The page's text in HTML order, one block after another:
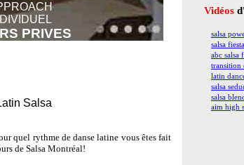
salsa
salsa fiesta
abc salsa
transition
latin
salsa
salsa
aim high
Vidéos
PRIVES
Salsa
quel rythme de danse latine vous êtes fait
de Salsa Montréal!